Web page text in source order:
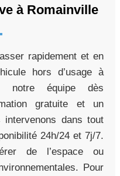
à Romainville
rapidement et en
hors d’usage à
notre équipe dès
gratuite et un
intervenons dans tout
24h/24 et 7j/7.
de l’espace ou
Pour